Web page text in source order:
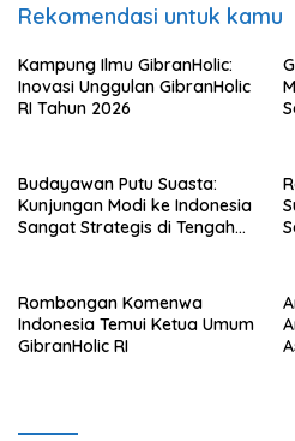
Rekomendasi untuk kamu
Kampung Ilmu GibranHolic:
Inovasi Unggulan GibranHolic
RI Tahun 2026
Budayawan Putu Suasta:
Kunjungan Modi ke Indonesia
Sangat Strategis di Tengah
Rombongan Komenwa
Indonesia Temui Ketua Umum
GibranHolic RI